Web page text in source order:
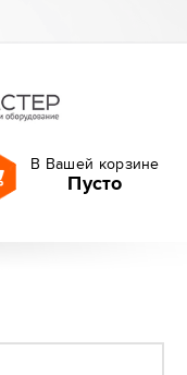
В Вашей корзине
Пусто